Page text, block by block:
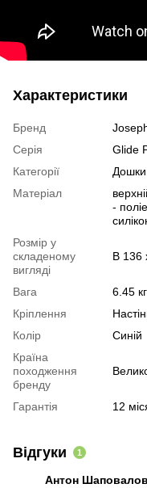
Характеристики
Бренд
Серія
Glide
Категорії
Дошки
Матеріал
-
Розмір у
складеному
вигляді
В 136
Вага
6.45 кг
Кріплення
Колір
Синій
Країна
походження
бренду
Гарантія 12
Відгуки 1
Антон Шаповалов